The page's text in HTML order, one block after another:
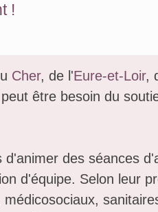
!
Cher, de l'Eure-et-Loir,
être besoin du
des séances
d'équipe. Selon leur